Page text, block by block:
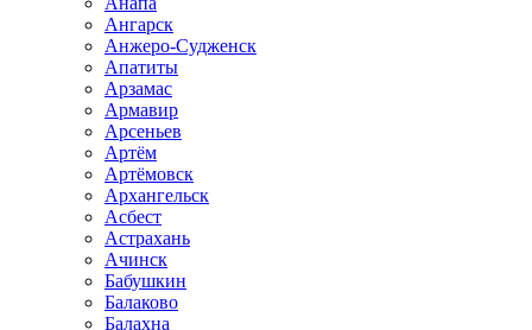
Ангарск
Анжеро-Судженск
Апатиты
Арзамас
Армавир
Арсеньев
Артём
Артёмовск
Архангельск
Асбест
Астрахань
Ачинск
Бабушкин
Балаково
Балахна